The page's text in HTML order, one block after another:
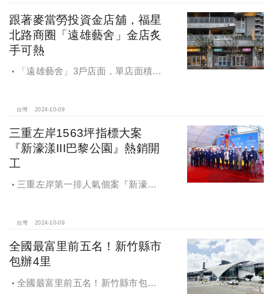
跟著麥當勞投資金店舖，福星
北路商圈「遠雄藝舍」金店炙
手可熱
「遠雄藝舍」3戶店面，單店面積在
百萬的交易行情
台灣 2024-10-09
三重左岸1563坪指標大案
『新濠漾III巴黎公園』熱銷開
工
三重左岸第一排人氣個案『新濠漾III
台灣 2024-10-09
全國最富里前五名！新竹縣市
包辦4里
全國最富里前五名！新竹縣市包辦4